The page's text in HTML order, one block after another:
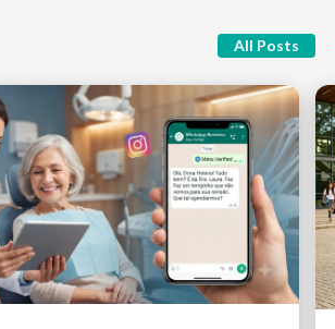
All Posts